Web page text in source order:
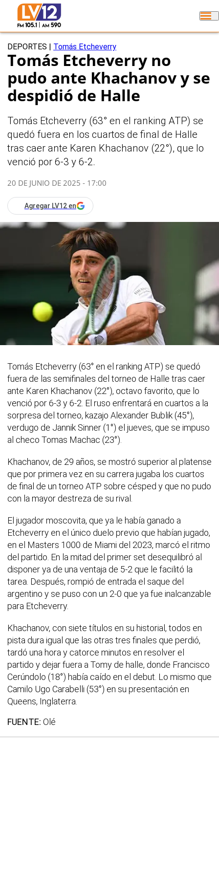
DEPORTES Tomás Etcheverry
Tomás Etcheverry no
pudo ante Khachanov y se
despidió de Halle
Tomás Etcheverry (63° en el ranking ATP) se
quedó fuera en los cuartos de final de Halle
tras caer ante Karen Khachanov (22°), que lo
venció por 6-3 y 6-2.
20 DE JUNIO DE 2025 - 17:00
Agregar LV12 en
Tomás Etcheverry (63° en el ranking ATP) se quedó
fuera de las semifinales del torneo de Halle tras caer
ante Karen Khachanov (22°), octavo favorito, que lo
venció por 6-3 y 6-2. El ruso enfrentará en cuartos a la
sorpresa del torneo, kazajo Alexander Bublik (45°),
verdugo de Jannik Sinner (1°) el jueves, que se impuso
al checo Tomas Machac (23°).
Khachanov, de 29 años, se mostró superior al platense
que por primera vez en su carrera jugaba los cuartos
de final de un torneo ATP sobre césped y que no pudo
con la mayor destreza de su rival.
El jugador moscovita, que ya le había ganado a
Etcheverry en el único duelo previo que habían jugado,
en el Masters 1000 de Miami del 2023, marcó el ritmo
del partido. En la mitad del primer set desequilibró al
disponer ya de una ventaja de 5-2 que le facilitó la
tarea. Después, rompió de entrada el saque del
argentino y se puso con un 2-0 que ya fue inalcanzable
para Etcheverry.
Khachanov, con siete títulos en su historial, todos en
pista dura igual que las otras tres finales que perdió,
tardó una hora y catorce minutos en resolver el
partido y dejar fuera a Tomy de halle, donde Francisco
Cerúndolo (18°) había caído en el debut. Lo mismo que
Camilo Ugo Carabelli (53°) en su presentación en
Queens, Inglaterra.
FUENTE: Olé